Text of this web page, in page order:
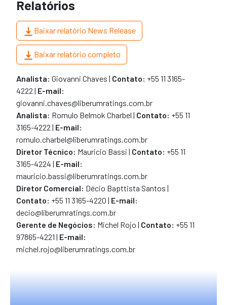
Relatórios
Baixar relatório News Release
Baixar relatório completo
Analista: Giovanni Chaves | Contato: +55 11 3165-
4222 | E-mail:
giovanni.chaves@liberumratings.com.br
Analista: Romulo Belmok Charbel | Contato: +55 11
3165-4222 | E-mail:
romulo.charbel@liberumratings.com.br
Diretor Técnico: Mauricio Bassi | Contato: +55 11
3165-4224 | E-mail:
mauricio.bassi@liberumratings.com.br
Diretor Comercial: Décio Bapttista Santos |
Contato: +55 11 3165-4220 | E-mail:
decio@liberumratings.com.br
Gerente de Negócios: Michel Rojo | Contato: +55 11
97865-4221 | E-mail:
michel.rojo@liberumratings.com.br